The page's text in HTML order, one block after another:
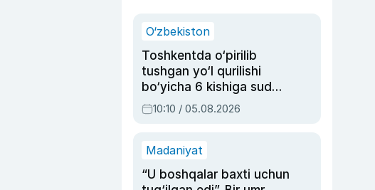
O‘zbekiston
Toshkentda o‘pirilib
tushgan yo‘l qurilishi
bo‘yicha 6 kishiga sud
hukmi o‘qildi
10:10 / 05.08.2026
Madaniyat
“U boshqalar baxti uchun